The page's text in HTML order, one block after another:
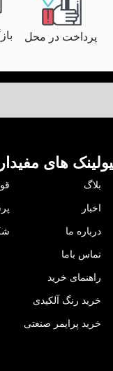
پرداخت در محل
لینک های مفید
بلاگ
اخبار
درباره ما
تماس باما
راهنمای خرید
خرید رنگ آلکیدی
خرید پرایمر صنعتی